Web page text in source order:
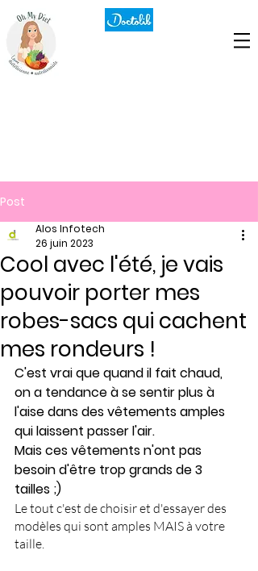
Post
Cool avec l'été, je vais
pouvoir porter mes
robes-sacs qui cachent
mes rondeurs !
Alos Infotech
26 juin 2023
C'est vrai que quand il fait chaud,
on a tendance à se sentir plus à
l'aise dans des vêtements amples
qui laissent passer l'air.
Mais ces vêtements n'ont pas
besoin d'être trop grands de 3
tailles ;)
Le tout c'est de choisir et d'essayer des
modèles qui sont amples MAIS à votre
taille.